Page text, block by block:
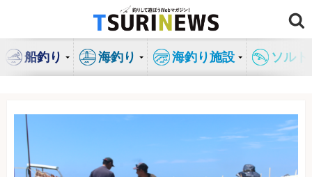
ン
船釣り 海釣り 海釣り施設 ソル